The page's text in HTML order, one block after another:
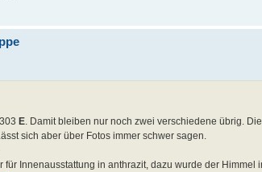
E. Damit bleiben nur noch zwei verschiedene übrig.
sich aber über Fotos immer schwer sagen.
Innenausstattung in anthrazit, dazu wurde der Himmel